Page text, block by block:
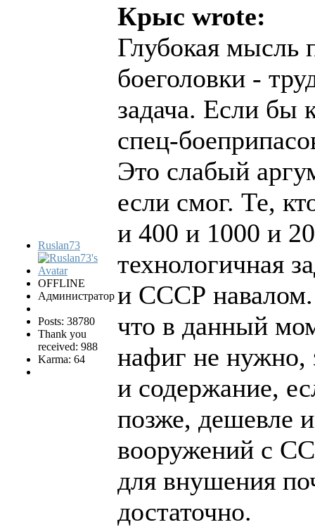
Ruslan73
OFFLINE
Администратор
Posts: 38780
Thank you
received: 988
Karma: 64
Крыс wrote:
Глубокая мысль
боеголовки -
задача. Если бы
спец-
Это слабый
если смог. Те,
и 400 и 1000 и
технологичная
и СССР навалом.
что в данный
нафиг не нужно,
и содержание,
позже, дешевле
вооружений с
для внушения
достаточно.